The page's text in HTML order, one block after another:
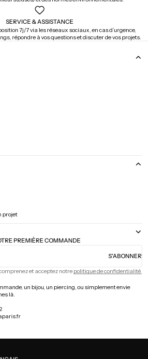
SERVICE & ASSISTANCE
7j/7 via les réseaux sociaux, en cas d’urgence,
répondre à vos questions et discuter de vos projets.
PREMIÈRE COMMANDE
S'ABONNER
et acceptez notre politique de confidentialité.
projet
un bijou, un piercing, ou simplement envie
là.